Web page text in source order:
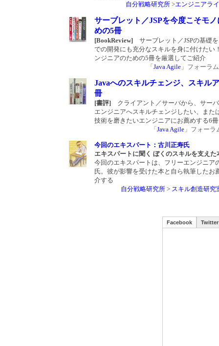
自分戦略研究所 >エンジニアラ
サーブレット／JSPを今度こそモ
めの5冊
[BookReview] サーブレット／JSPの基礎
での開発にも充分なスキルを身に付けたい
ンジニアのための5冊を厳選してご紹介
「 Java Agile 」フォーラ
Javaへのスキルチェンジ、スキル
冊
[書評] クライアント／サーバから、サーバ
エンジニアへスキルチェンジしたい、また
技術を磨きたいエンジニアにお薦めする6
「 Java Agile 」フォーラ
今回のエキスパート：古川正寿氏
エキスパートに聞く ぼくのスキルを支えた
今回のエキスパートは、フリーエンジニア
氏。彼が影響を受けた本と自ら執筆したお
介する
自分戦略研究所 > スキル創造研究
Facebook Twitter